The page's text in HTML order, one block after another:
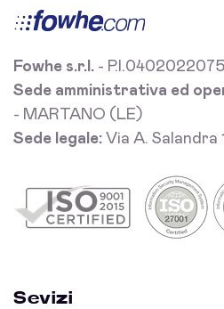
Fowhe s.r.l. -
Sede amministrativa ed
- MARTANO (LE)
Sede legale: Via A. Salandra
Sevizi